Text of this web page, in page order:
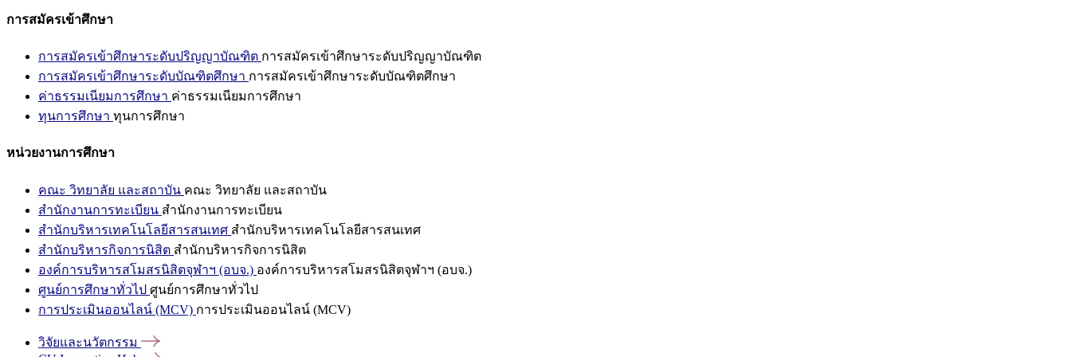
การสมัครเข้าศึกษา
การสมัครเข้าศึกษาระดับปริญญาบัณฑิต การสมัครเข้าศึกษาระดับปริญญาบัณฑิต
การสมัครเข้าศึกษาระดับบัณฑิตศึกษา การสมัครเข้าศึกษาระดับบัณฑิตศึกษา
ค่าธรรมเนียมการศึกษา ค่าธรรมเนียมการศึกษา
ทุนการศึกษา ทุนการศึกษา
หน่วยงานการศึกษา
คณะ วิทยาลัย และสถาบัน คณะ วิทยาลัย และสถาบัน
สำนักงานการทะเบียน สำนักงานการทะเบียน
สำนักบริหารเทคโนโลยีสารสนเทศ สำนักบริหารเทคโนโลยีสารสนเทศ
สำนักบริหารกิจการนิสิต สำนักบริหารกิจการนิสิต
องค์การบริหารสโมสรนิสิตจุฬาฯ (อบจ.) องค์การบริหารสโมสรนิสิตจุฬาฯ (อบจ.)
ศูนย์การศึกษาทั่วไป ศูนย์การศึกษาทั่วไป
การประเมินออนไลน์ (MCV) การประเมินออนไลน์ (MCV)
วิจัยและนวัตกรรม